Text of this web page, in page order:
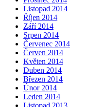
Listopad 2014
Říjen 2014
Září 2014
Srpen 2014
Červenec 2014
Červen 2014
Květen 2014
Duben 2014
Březen 2014
Únor 2014
Leden 2014